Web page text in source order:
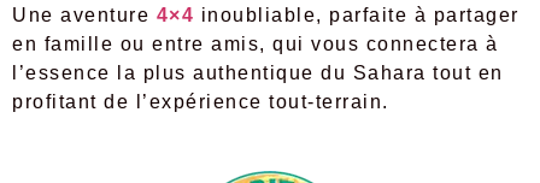
Une aventure 4×4 inoubliable, parfaite à partager
en famille ou entre amis, qui vous connectera à
l’essence la plus authentique du Sahara tout en
profitant de l’expérience tout-terrain.